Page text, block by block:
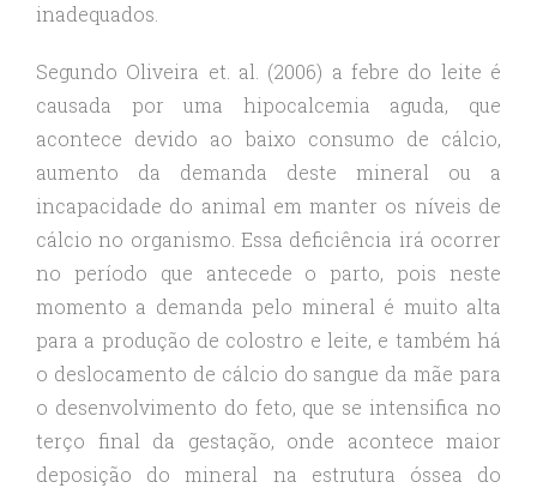
inadequados.
Segundo Oliveira et. al. (2006) a febre do leite é
causada por uma hipocalcemia aguda, que
acontece devido ao baixo consumo de cálcio,
aumento da demanda deste mineral ou a
incapacidade do animal em manter os níveis de
cálcio no organismo. Essa deficiência irá ocorrer
no período que antecede o parto, pois neste
momento a demanda pelo mineral é muito alta
para a produção de colostro e leite, e também há
o deslocamento de cálcio do sangue da mãe para
o desenvolvimento do feto, que se intensifica no
terço final da gestação, onde acontece maior
deposição do mineral na estrutura óssea do